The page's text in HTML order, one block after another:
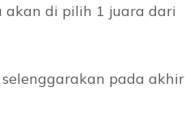
akan di pilih 1 juara dari
pada akhir